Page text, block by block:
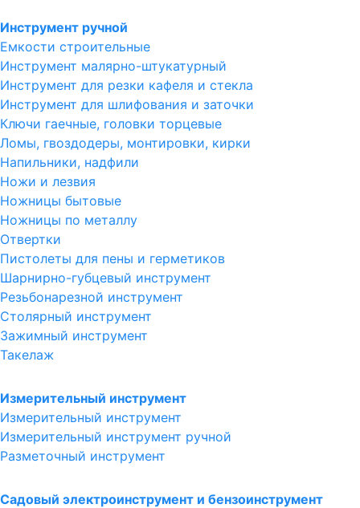
Инструмент ручной
Емкости строительные
Инструмент малярно-штукатурный
Инструмент для резки кафеля и стекла
Инструмент для шлифования и заточки
Ключи гаечные, головки торцевые
Ломы, гвоздодеры, монтировки, кирки
Напильники, надфили
Ножи и лезвия
Ножницы бытовые
Ножницы по металлу
Отвертки
Пистолеты для пены и герметиков
Шарнирно-губцевый инструмент
Резьбонарезной инструмент
Столярный инструмент
Зажимный инструмент
Такелаж
Измерительный инструмент
Измерительный инструмент
Измерительный инструмент ручной
Разметочный инструмент
Садовый электроинструмент и бензоинструмент